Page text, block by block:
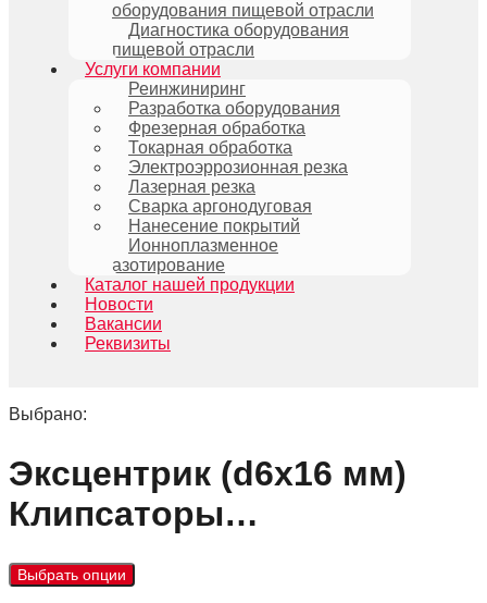
оборудования пищевой отрасли
Диагностика оборудования
пищевой отрасли
Услуги компании
Реинжиниринг
Разработка оборудования
Фрезерная обработка
Токарная обработка
Электроэррозионная резка
Лазерная резка
Сварка аргонодуговая
Нанесение покрытий
Ионноплазменное
азотирование
Каталог нашей продукции
Новости
Вакансии
Реквизиты
Выбрано:
Эксцентрик (d6x16 мм)
Клипсаторы…
Выбрать опции